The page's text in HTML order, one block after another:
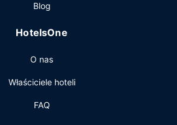
to bezpłatny przewodowy
na miejscu to bezpłatne
Blog
HotelsOne
O nas
Właściciele hoteli
FAQ